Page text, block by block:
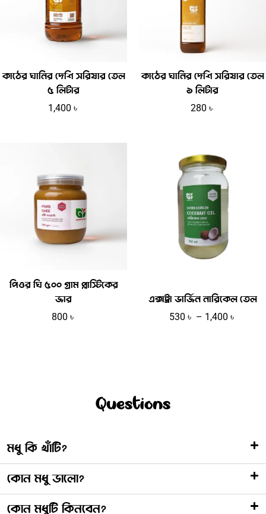
কাঠের ঘানির দেশি সরিষার তেল
৫ লিটার
1,400 ৳
কাঠের ঘানির দেশি সরিষার তেল
১ লিটার
280 ৳
পিওর ঘি ৫০০ গ্রাম প্লাস্টিকের
জার
800 ৳
এক্সট্রা ভার্জিন নারিকেল তেল
530 ৳ – 1,400 ৳
Questions
মধু কি খাঁটি?
কোন মধু ভালো?
কোন মধুটি কিনবেন?